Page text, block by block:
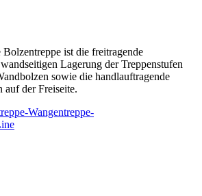
ist die freitragende
Lagerung der Treppenstufen
sowie die handlauftragende
auf der Freiseite.